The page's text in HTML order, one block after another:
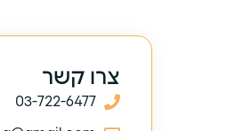
צרו קשר
03-722-6477